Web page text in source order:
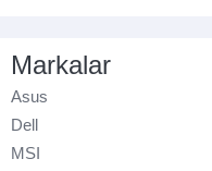
Markalar
Asus
Dell
MSI